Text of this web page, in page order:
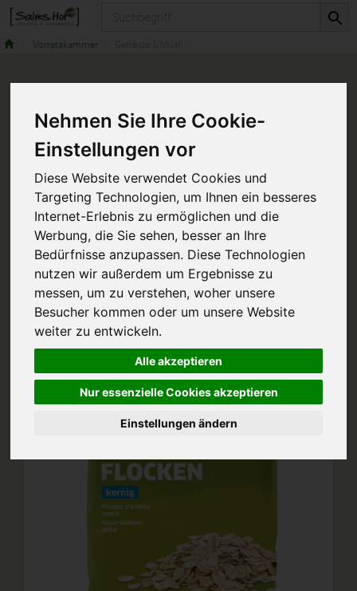
Nehmen Sie Ihre Cookie-
Einstellungen vor
Diese Website verwendet Cookies und
Targeting Technologien, um Ihnen ein besseres
Internet-Erlebnis zu ermöglichen und die
Werbung, die Sie sehen, besser an Ihre
Bedürfnisse anzupassen. Diese Technologien
nutzen wir außerdem um Ergebnisse zu
messen, um zu verstehen, woher unsere
Besucher kommen oder um unsere Website
weiter zu entwickeln.
Alle akzeptieren
Nur essenzielle Cookies akzeptieren
Einstellungen ändern
Vorratskammer